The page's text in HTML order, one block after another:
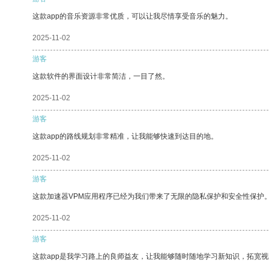
这款app的音乐资源非常优质，可以让我尽情享受音乐的魅力。
2025-11-02
游客
这款软件的界面设计非常简洁，一目了然。
2025-11-02
游客
这款app的路线规划非常精准，让我能够快速到达目的地。
2025-11-02
游客
这款加速器VPM应用程序已经为我们带来了无限的隐私保护和安全性保护
2025-11-02
游客
这款app是我学习路上的良师益友，让我能够随时随地学习新知识，拓宽